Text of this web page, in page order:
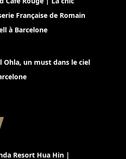
Française de Romain
à Barcelone
Ohla, un must dans le ciel
Resort Hua Hin |